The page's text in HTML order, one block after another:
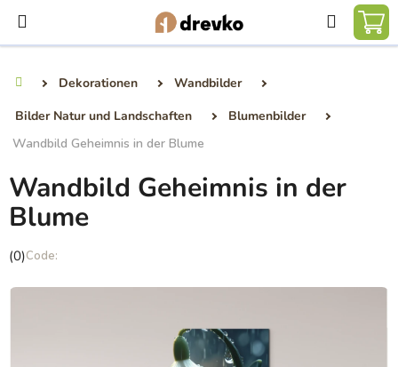
Inhalt
springen
Suchen
Dekorationen
Wandbilder
Bilder Natur und Landschaften
Blumenbilder
Wandbild Geheimnis in der Blume
Wandbild Geheimnis in der
Blume
Die
Produktbewertung
(0)